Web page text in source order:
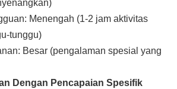
Menengah (1-2 jam aktivitas
tunggu)
Besar (pengalaman spesial yang
Dengan Pencapaian Spesifik